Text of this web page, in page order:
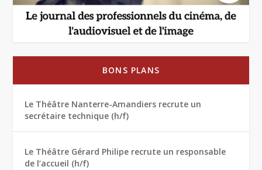
BONS PLANS
Le Théâtre Nanterre-Amandiers recrute un
secrétaire technique (h/f)
Le Théâtre Gérard Philipe recrute un responsable
de l’accueil (h/f)